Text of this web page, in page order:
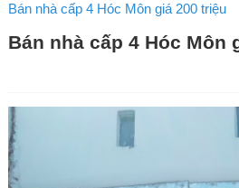
Bán nhà cấp 4 Hóc Môn giá 200 triệu
Bán nhà cấp 4 Hóc Môn